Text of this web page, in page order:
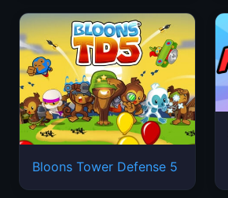
Bloons Tower Defense 5